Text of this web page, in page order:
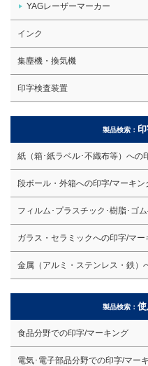
YAGレーザーマーカー
インク
集塵機・換気機
印字検査装置
製品検索：
紙（箱･紙ラベル･不織布等）への
段ボール・外箱への印字/マーキン
フィルム･プラスチック･樹脂･ゴ
ガラス・セラミックへの印字/マー
金属（アルミ・ステンレス・鉄）
製品検索：
食品分野での印字/マーキング
電気･電子部品分野での印字/マー